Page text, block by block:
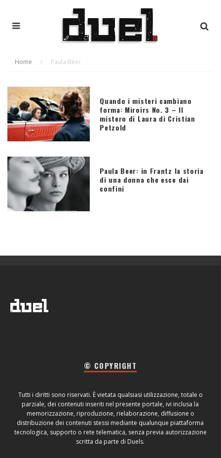
Home Paula Beer
Quando i misteri cambiano
forma: Miroirs No. 3 – Il
mistero di Laura di Cristian
Petzold
Paula Beer: in Frantz la storia
di una donna che esce dai
confini
© COPYRIGHT
Tutti i diritti sono riservati. È vietata qualsiasi utilizzazione, totale o
parziale, dei contenuti inseriti nel presente portale, ivi inclusa la
memorizzazione, riproduzione, rielaborazione, diffusione o
distribuzione dei contenuti stessi mediante qualunque piattaforma
tecnologica, supporto o rete telematica, senza previa autorizzazione
scritta da parte di Duels.